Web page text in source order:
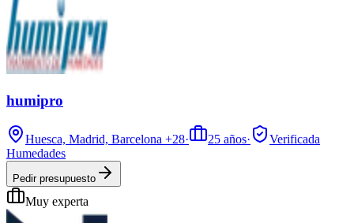
humipro
Huesca, Madrid, Barcelona +28· 25 años·
Verificada
Humedades
Pedir presupuesto
Muy experta